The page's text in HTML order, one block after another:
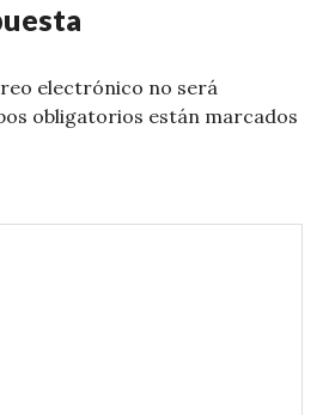
electrónico no será
obligatorios están marcados